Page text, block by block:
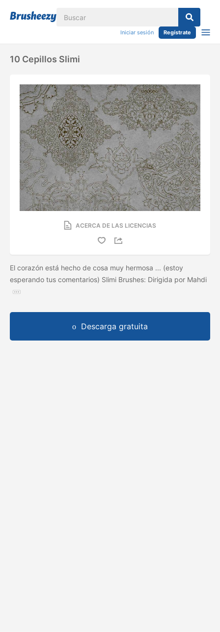
Iniciar sesión Regístrate
10 Cepillos Slimi
ACERCA DE LAS LICENCIAS
El corazón está hecho de cosa muy hermosa ... (estoy
esperando tus comentarios) Slimi Brushes: Dirigida por Mahdi
Descarga gratuita